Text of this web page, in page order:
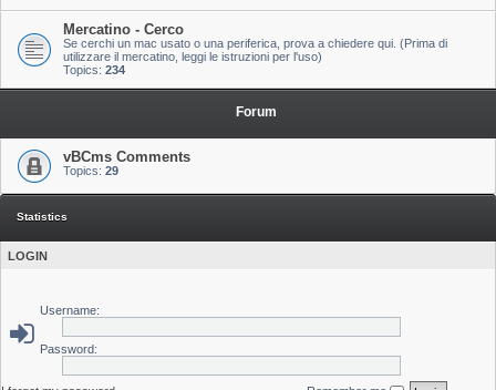
Mercatino - Cerco
Se cerchi un mac usato o una periferica, prova a chiedere qui. (Prima di
utilizzare il mercatino, leggi le istruzioni per l'uso)
Topics: 234
Forum
vBCms Comments
Topics: 29
Statistics
LOGIN
Username:
Password: